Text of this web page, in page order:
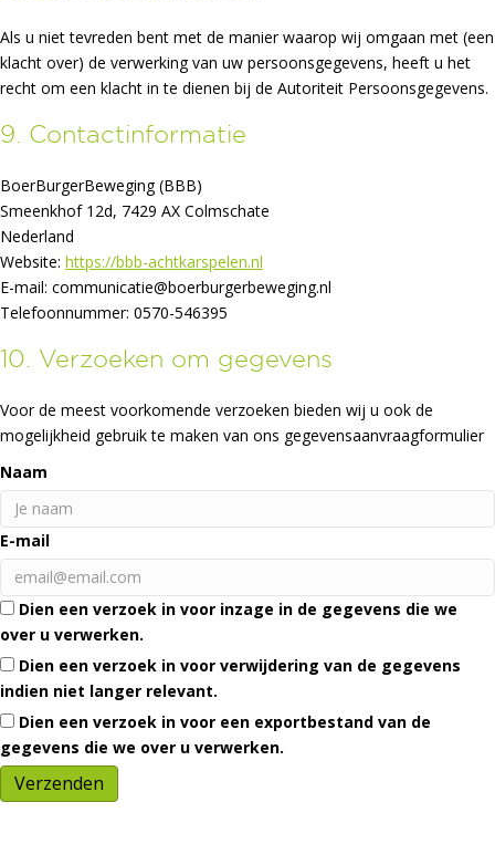
Als u niet tevreden bent met de manier waarop wij omgaan met (een
klacht over) de verwerking van uw persoonsgegevens, heeft u het
recht om een klacht in te dienen bij de Autoriteit Persoonsgegevens.
9. Contactinformatie
BoerBurgerBeweging (BBB)
Smeenkhof 12d, 7429 AX Colmschate
Nederland
Website: https://bbb-achtkarspelen.nl
E-mail: communicatie@boerburgerbeweging.nl
Telefoonnummer: 0570-546395
10. Verzoeken om gegevens
Voor de meest voorkomende verzoeken bieden wij u ook de
mogelijkheid gebruik te maken van ons gegevensaanvraagformulier
Naam
E-mail
Dien een verzoek in voor inzage in de gegevens die we
over u verwerken.
Dien een verzoek in voor verwijdering van de gegevens
indien niet langer relevant.
Dien een verzoek in voor een exportbestand van de
gegevens die we over u verwerken.